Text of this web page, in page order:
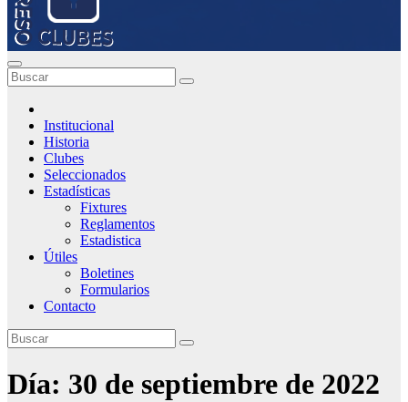
Institucional
Historia
Clubes
Seleccionados
Estadísticas
Fixtures
Reglamentos
Estadistica
Útiles
Boletines
Formularios
Contacto
Día: 30 de septiembre de 2022